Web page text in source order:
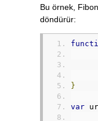
Bu örnek,
döndürür:
}
var